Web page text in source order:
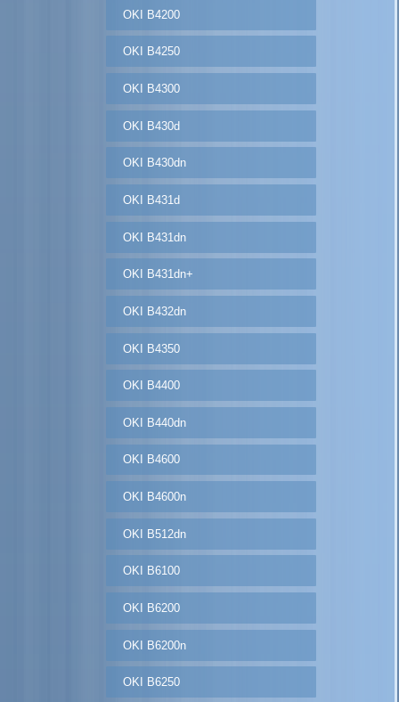
OKI B4200
OKI B4250
OKI B4300
OKI B430d
OKI B430dn
OKI B431d
OKI B431dn
OKI B431dn+
OKI B432dn
OKI B4350
OKI B4400
OKI B440dn
OKI B4600
OKI B4600n
OKI B512dn
OKI B6100
OKI B6200
OKI B6200n
OKI B6250